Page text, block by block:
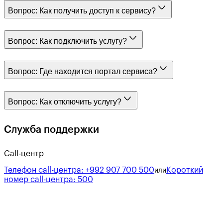
Вопрос: Как получить доступ к сервису?
Вопрос: Как подключить услугу?
Вопрос: Где находится портал сервиса?
Вопрос: Как отключить услугу?
Служба поддержки
Call-центр
Телефон call-центра: +992 907 700 500или Короткий
номер call-центра: 500